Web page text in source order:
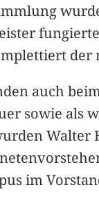
der
auch
sowie als
Walter
im